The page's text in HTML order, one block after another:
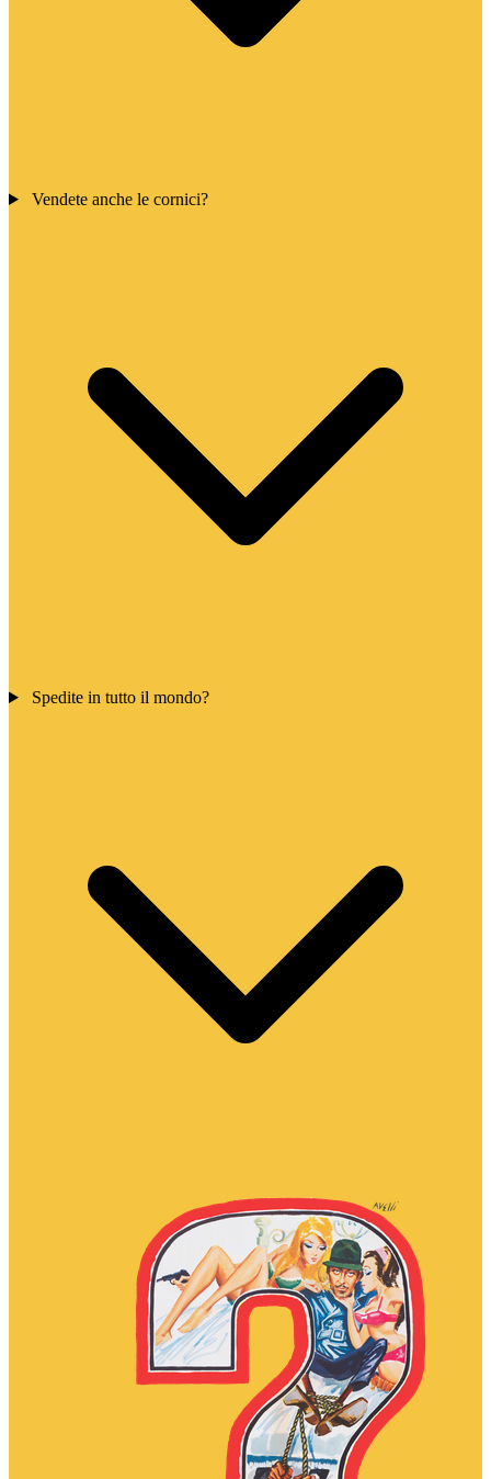
Vendete anche le cornici?
Spedite in tutto il mondo?